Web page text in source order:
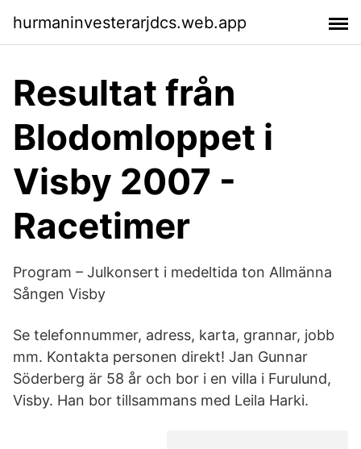
hurmaninvesterarjdcs.web.app
Resultat från
Blodomloppet i
Visby 2007 -
Racetimer
Program – Julkonsert i medeltida ton Allmänna
Sången Visby
Se telefonnummer, adress, karta, grannar, jobb
mm. Kontakta personen direkt! Jan Gunnar
Söderberg är 58 år och bor i en villa i Furulund,
Visby. Han bor tillsammans med Leila Harki.